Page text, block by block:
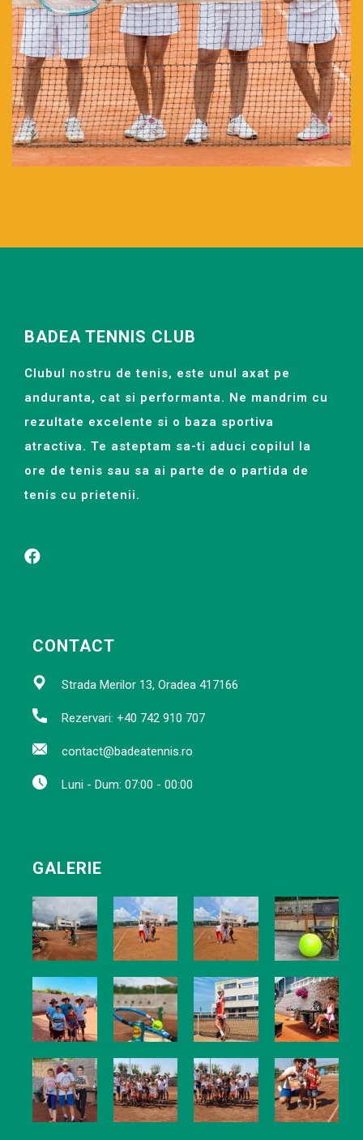
BADEA TENNIS CLUB
Clubul nostru de tenis, este unul axat pe
anduranta, cat si performanta. Ne mandrim cu
rezultate excelente si o baza sportiva
atractiva. Te asteptam sa-ti aduci copilul la
ore de tenis sau sa ai parte de o partida de
tenis cu prietenii.
CONTACT
Strada Merilor 13, Oradea 417166
Rezervari: +40 742 910 707
contact@badeatennis.ro
Luni - Dum: 07:00 - 00:00
GALERIE